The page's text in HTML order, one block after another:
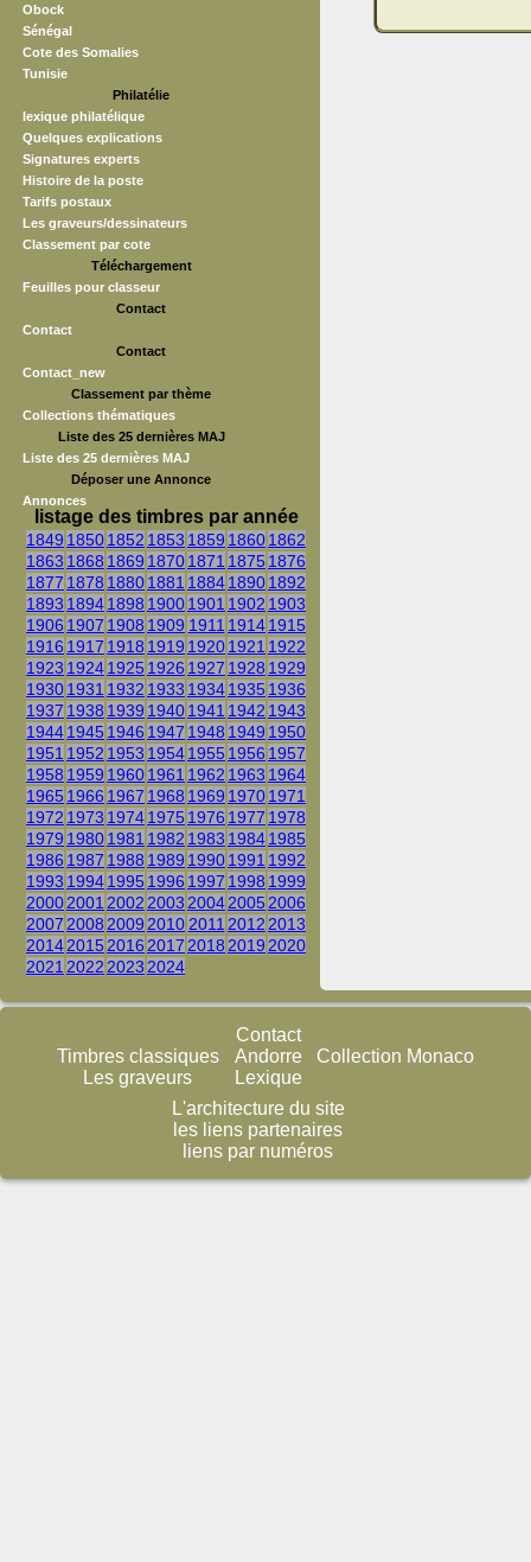
Obock
Sénégal
Cote des Somalies
Tunisie
Philatélie
lexique philatélique
Quelques explications
Signatures experts
Histoire de la poste
Tarifs postaux
Les graveurs/dessinateurs
Classement par cote
Téléchargement
Feuilles pour classeur
Contact
Contact
Contact
Contact_new
Classement par thème
Collections thématiques
Liste des 25 dernières MAJ
Liste des 25 dernières MAJ
Déposer une Annonce
Annonces
listage des timbres par année
1849 18501852 1853 1859 18601862
1863 1868 1869 18701871 1875 1876
1877 1878 18801881 188418901892
1893 18941898 19001901 1902 1903
1906 1907 1908 1909 1911 19141915
1916 1917 1918 1919 19201921 1922
1923 19241925 1926 1927 1928 1929
19301931 1932 1933 19341935 1936
1937 1938 1939 19401941 1942 1943
19441945 1946 1947 1948 1949 1950
1951 1952 1953 19541955 1956 1957
1958 1959 19601961 1962 1963 1964
1965 1966 1967 1968 1969 19701971
1972 1973 19741975 1976 1977 1978
1979 19801981 1982 1983 19841985
1986 1987 1988 1989 19901991 1992
1993 19941995 1996 1997 1998 1999
20002001 2002 2003 20042005 2006
2007 2008 2009 2010 2011 2012 2013
20142015 2016 2017 2018 2019 2020
2021 2022 2023 2024
Timbres classiques
Les graveurs
Contact
Andorre
Lexique
Collection Monaco
L'architecture du site
les liens partenaires
liens par numéros